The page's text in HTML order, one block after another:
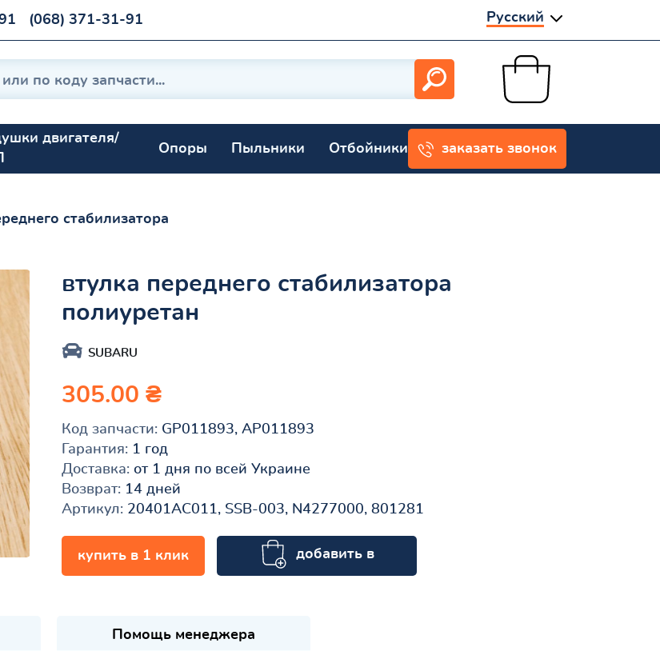
(068) 371-31-91 Русский
двигателя/
Опоры Пыльники Отбойники заказать звонок
стабилизатора
втулка переднего стабилизатора
полиуретан
SUBARU
305.00 ₴
Код запчасти: GP011893, AP011893
Гарантия: 1 год
Доставка: от 1 дня по всей Украине
Возврат: 14 дней
Артикул: 20401AC011, SSB-003, N4277000, 801281
купить в 1 клик
добавить в
корзину
Помощь менеджера